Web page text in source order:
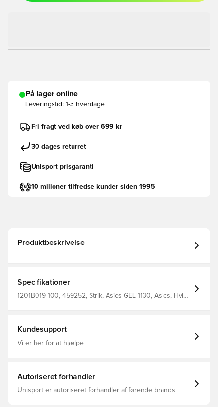
På lager online
Leveringstid: 1-3 hverdage
Fri fragt ved køb over 699 kr
30 dages returret
Unisport prisgaranti
10 milioner tilfredse kunder siden 1995
Produktbeskrivelse
Specifikationer
1201B019-100, 459252, Strik, Asics GEL-1130, Asics, Hvid,
Kundesupport
Vi er her for at hjælpe
Autoriseret forhandler
Unisport er autoriseret forhandler af førende brands